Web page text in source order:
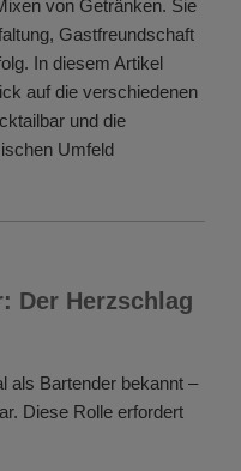
von Getränken. Sie
Gastfreundschaft
In diesem Artikel
auf die verschiedenen
und die
Umfeld
Der Herzschlag
als Bartender bekannt –
Diese Rolle erfordert